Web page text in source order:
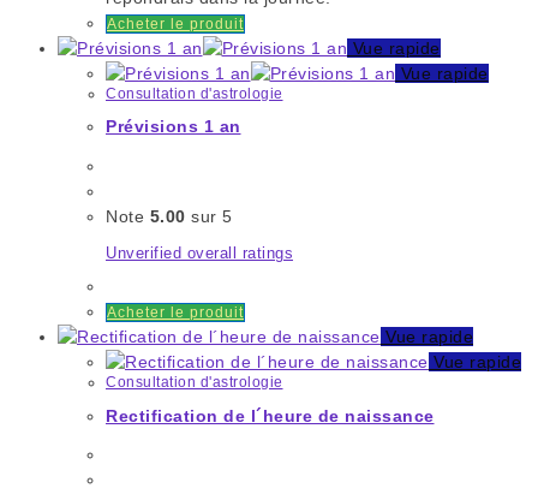
Acheter le produit
Vue rapide
Vue rapide
Consultation d'astrologie
Prévisions 1 an
Note 5.00 sur 5
Unverified overall ratings
Acheter le produit
Vue rapide
Vue rapide
Consultation d'astrologie
Rectification de l´heure de naissance